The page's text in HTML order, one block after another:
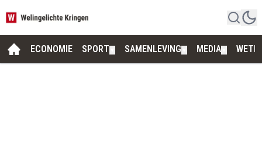
ECONOMIE SPORT SAMENLEVING MEDIA